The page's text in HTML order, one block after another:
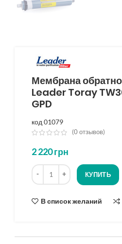
Мембрана
Leader Toray
GPD
код 01079
(0 отзывов)
2 220грн
Количество
КУПИТЬ
В список желаний